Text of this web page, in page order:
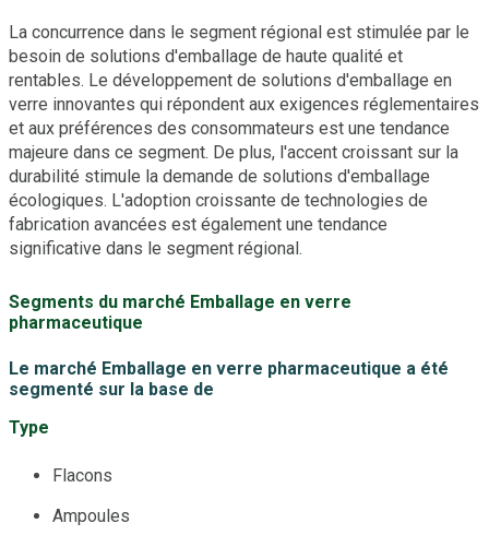
La concurrence dans le segment régional est stimulée par le
besoin de solutions d'emballage de haute qualité et
rentables. Le développement de solutions d'emballage en
verre innovantes qui répondent aux exigences réglementaires
et aux préférences des consommateurs est une tendance
majeure dans ce segment. De plus, l'accent croissant sur la
durabilité stimule la demande de solutions d'emballage
écologiques. L'adoption croissante de technologies de
fabrication avancées est également une tendance
significative dans le segment régional.
Segments du marché Emballage en verre
pharmaceutique
Le marché Emballage en verre pharmaceutique a été
segmenté sur la base de
Type
Flacons
Ampoules